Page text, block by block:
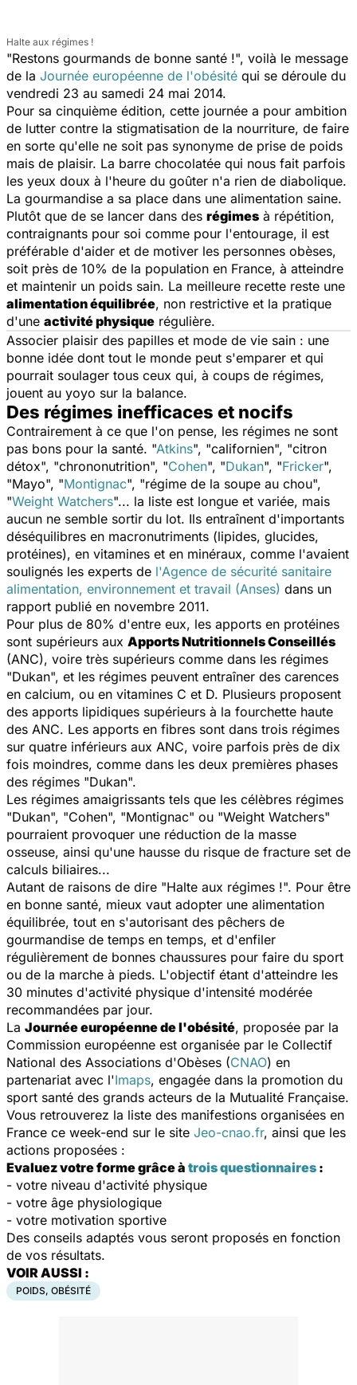
Halte aux régimes !
"Restons gourmands de bonne santé !", voilà le message
de la Journée européenne de l'obésité qui se déroule du
vendredi 23 au samedi 24 mai 2014.
Pour sa cinquième édition, cette journée a pour ambition
de lutter contre la stigmatisation de la nourriture, de faire
en sorte qu'elle ne soit pas synonyme de prise de poids
mais de plaisir. La barre chocolatée qui nous fait parfois
les yeux doux à l'heure du goûter n'a rien de diabolique.
La gourmandise a sa place dans une alimentation saine.
Plutôt que de se lancer dans des régimes à répétition,
contraignants pour soi comme pour l'entourage, il est
préférable d'aider et de motiver les personnes obèses,
soit près de 10% de la population en France, à atteindre
et maintenir un poids sain. La meilleure recette reste une
alimentation équilibrée, non restrictive et la pratique
d'une activité physique régulière.
Associer plaisir des papilles et mode de vie sain : une
bonne idée dont tout le monde peut s'emparer et qui
pourrait soulager tous ceux qui, à coups de régimes,
jouent au yoyo sur la balance.
Des régimes inefficaces et nocifs
Contrairement à ce que l'on pense, les régimes ne sont
pas bons pour la santé. "Atkins", "californien", "citron
détox", "chrononutrition", "Cohen", "Dukan", "Fricker",
"Mayo", "Montignac", "régime de la soupe au chou",
"Weight Watchers"... la liste est longue et variée, mais
aucun ne semble sortir du lot. Ils entraînent d'importants
déséquilibres en macronutriments (lipides, glucides,
protéines), en vitamines et en minéraux, comme l'avaient
soulignés les experts de l'Agence de sécurité sanitaire
alimentation, environnement et travail (Anses) dans un
rapport publié en novembre 2011.
Pour plus de 80% d'entre eux, les apports en protéines
sont supérieurs aux Apports Nutritionnels Conseillés
(ANC), voire très supérieurs comme dans les régimes
"Dukan", et les régimes peuvent entraîner des carences
en calcium, ou en vitamines C et D. Plusieurs proposent
des apports lipidiques supérieurs à la fourchette haute
des ANC. Les apports en fibres sont dans trois régimes
sur quatre inférieurs aux ANC, voire parfois près de dix
fois moindres, comme dans les deux premières phases
des régimes "Dukan".
Les régimes amaigrissants tels que les célèbres régimes
"Dukan", "Cohen", "Montignac" ou "Weight Watchers"
pourraient provoquer une réduction de la masse
osseuse, ainsi qu'une hausse du risque de fracture set de
calculs biliaires...
Autant de raisons de dire "Halte aux régimes !". Pour être
en bonne santé, mieux vaut adopter une alimentation
équilibrée, tout en s'autorisant des pêchers de
gourmandise de temps en temps, et d'enfiler
régulièrement de bonnes chaussures pour faire du sport
ou de la marche à pieds. L'objectif étant d'atteindre les
30 minutes d'activité physique d'intensité modérée
recommandées par jour.
La Journée européenne de l'obésité, proposée par la
Commission européenne est organisée par le Collectif
National des Associations d'Obèses (CNAO) en
partenariat avec l'Imaps, engagée dans la promotion du
sport santé des grands acteurs de la Mutualité Française.
Vous retrouverez la liste des manifestions organisées en
France ce week-end sur le site Jeo-cnao.fr, ainsi que les
actions proposées :
Evaluez votre forme grâce à trois questionnaires :
- votre niveau d'activité physique
- votre âge physiologique
- votre motivation sportive
Des conseils adaptés vous seront proposés en fonction
de vos résultats.
VOIR AUSSI :
POIDS, OBÉSITÉ